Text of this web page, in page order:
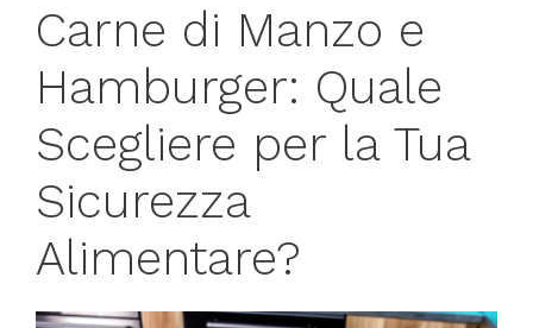
Carne di Manzo e
Hamburger: Quale
Scegliere per la Tua
Sicurezza
Alimentare?